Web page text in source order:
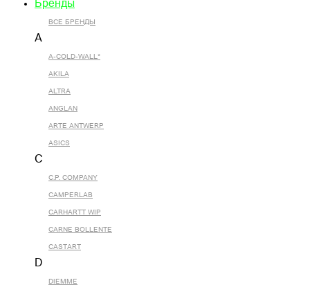
Бренды
ВСЕ БРЕНДЫ
A
A-COLD-WALL*
AKILA
ALTRA
ANGLAN
ARTE ANTWERP
ASICS
C
C.P. COMPANY
CAMPERLAB
CARHARTT WIP
CARNE BOLLENTE
CASTART
D
DIEMME